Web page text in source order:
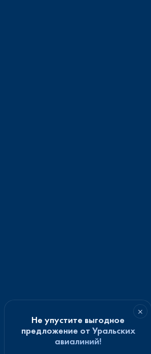
×
Не упустите выгодное
предложение от Уральских
авиалиний!